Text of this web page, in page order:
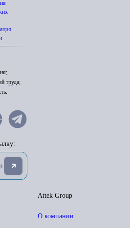
труда;
Attek Group
О компании